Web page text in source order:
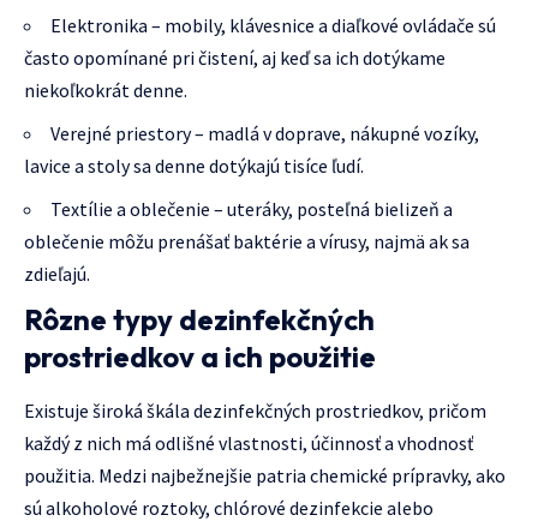
Elektronika – mobily, klávesnice a diaľkové ovládače sú
často opomínané pri čistení, aj keď sa ich dotýkame
niekoľkokrát denne.
Verejné priestory – madlá v doprave, nákupné vozíky,
lavice a stoly sa denne dotýkajú tisíce ľudí.
Textílie a oblečenie – uteráky, posteľná bielizeň a
oblečenie môžu prenášať baktérie a vírusy, najmä ak sa
zdieľajú.
Rôzne typy dezinfekčných
prostriedkov a ich použitie
Existuje široká škála dezinfekčných prostriedkov, pričom
každý z nich má odlišné vlastnosti, účinnosť a vhodnosť
použitia. Medzi najbežnejšie patria chemické prípravky, ako
sú alkoholové roztoky, chlórové dezinfekcie alebo